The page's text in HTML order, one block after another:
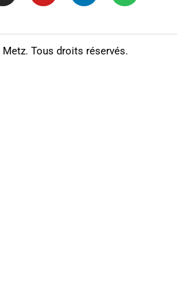
Metz. Tous droits réservés.